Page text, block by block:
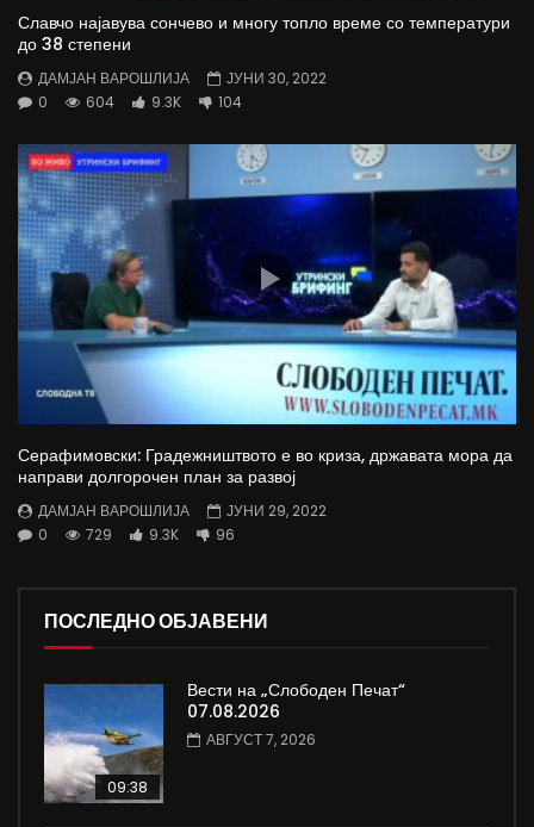
Славчо најавува сончево и многу топло време со температури
до 38 степени
ДАМЈАН ВАРОШЛИЈА
ЈУНИ 30, 2022
0
604 9.3K 104
Серафимовски: Градежништвото е во криза, државата мора да
направи долгорочен план за развој
ДАМЈАН ВАРОШЛИЈА
ЈУНИ 29, 2022
0
729 9.3K 96
ПОСЛЕДНО ОБЈАВЕНИ
09:38
Вести на „Слободен Печат“
07.08.2026
АВГУСТ 7, 2026